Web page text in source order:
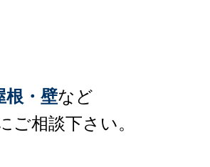
根・壁など
相談下さい。